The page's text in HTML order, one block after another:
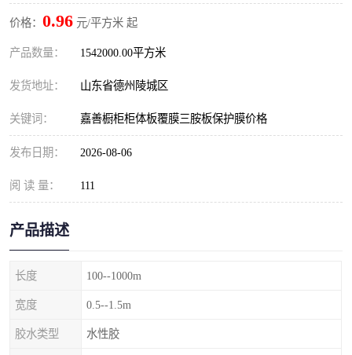
价格： 0.96 元/平方米 起
产品数量： 1542000.00平方米
发货地址： 山东省德州陵城区
关键词： 嘉善橱柜柜体板覆膜三胺板保护膜价格
发布日期： 2026-08-06
阅 读 量： 111
产品描述
长度 100--1000m
宽度 0.5--1.5m
胶水类型 水性胶